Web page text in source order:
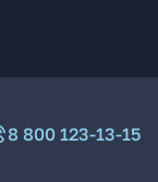
8 800 123-13-15